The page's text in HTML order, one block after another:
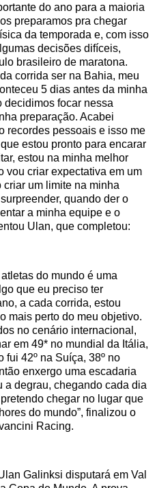
do ano para a maioria
preparamos pra chegar
da temporada e, com isso
decisões difíceis,
brasileiro de maratona.
corrida ser na Bahia, meu
5 dias antes da minha
decidimos focar nessa
preparação. Acabei
recordes pessoais e isso me
estou pronto para encarar
estou na minha melhor
vou criar expectativa em um
um limite na minha
quando der o
a minha equipe e o
Ulan, que completou:
do mundo é uma
que eu preciso ter
a cada corrida, estou
mais perto do meu objetivo.
no cenário internacional,
em 49* no mundial da Itália,
fui 42º na Suíça, 38º no
enxergo uma escadaria
a degrau, chegando cada dia
chegar no lugar que
do mundo”, finalizou o
Racing.
Galinksi disputará em Val